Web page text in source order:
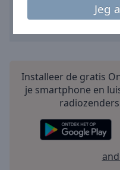
Jeg
window.
Installeer de gratis
je smartphone en